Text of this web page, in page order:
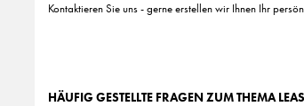
Kontaktieren Sie uns - gerne erstellen wir Ihnen Ihr
HÄUFIG GESTELLTE FRAGEN ZUM THEMA